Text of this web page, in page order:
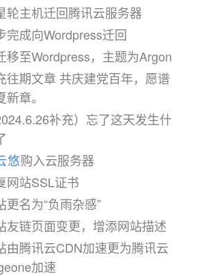
轮主机迁回腾讯云服务器
完成向Wordpress迁回
移至Wordpress，主题为Argon
往期文章 共庆建党百年，愿谱
新章。
补充）忘了这天发生什
悠购入云服务器
网站SSL证书
更名为“负雨杂感”
友链页面变更，增添网站描述
由腾讯云CDN加速更为腾讯云
加速